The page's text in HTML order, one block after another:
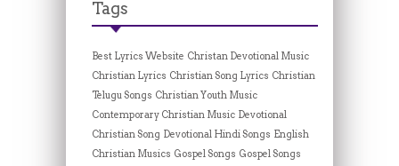
Tags
Best Lyrics Website Christan Devotional Music
Christian Lyrics Christian Song Lyrics Christian
Telugu Songs Christian Youth Music
Contemporary Christian Music Devotional
Christian Song Devotional Hindi Songs English
Christian Musics Gospel Songs Gospel Songs